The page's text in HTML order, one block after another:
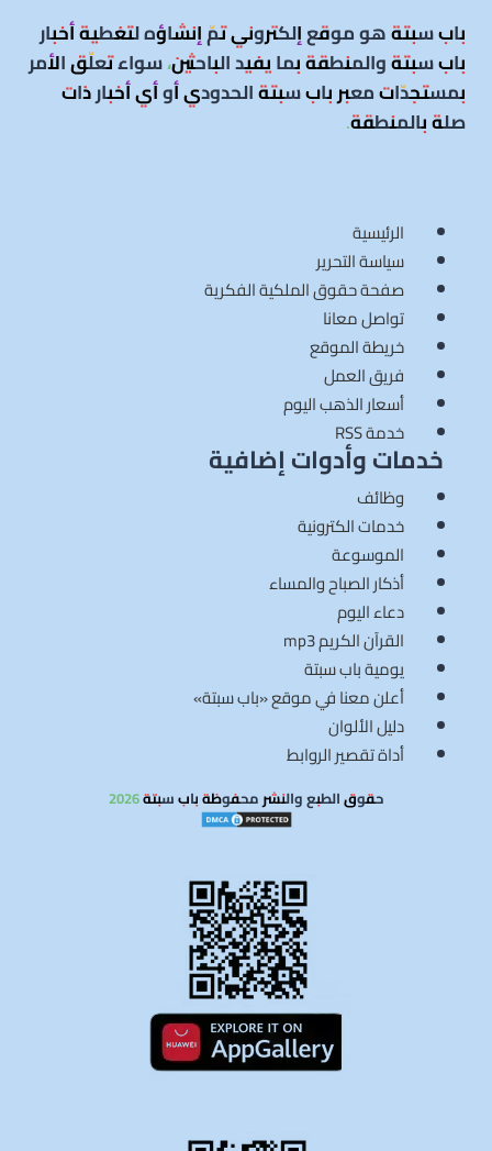
باب سبتة هو موقع إلكتروني تمّ إنشاؤه لتغطية أخبار
باب سبتة والمنطقة بما يفيد الباحثين، سواء تعلّق الأمر
بمستجدّات معبر باب سبتة الحدودي أو أي أخبار ذات
صلة بالمنطقة.
الرئيسية
سياسة التحرير
صفحة حقوق الملكية الفكرية
تواصل معانا
خريطة الموقع
فريق العمل
أسعار الذهب اليوم
خدمة RSS
خدمات وأدوات إضافية
وظائف
خدمات الكترونية
الموسوعة
أذكار الصباح والمساء
دعاء اليوم
القرآن الكريم mp3
يومية باب سبتة
أعلن معنا في موقع «باب سبتة»
دليل الألوان
أداة تقصير الروابط
حقوق الطبع والنشر محفوظة باب سبتة 2026